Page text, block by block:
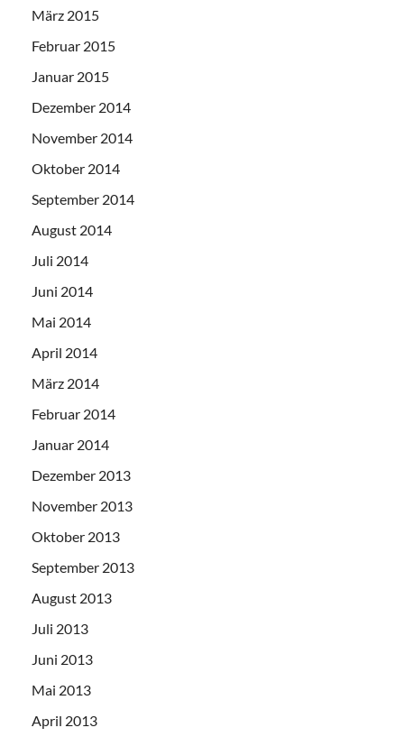
März 2015
Februar 2015
Januar 2015
Dezember 2014
November 2014
Oktober 2014
September 2014
August 2014
Juli 2014
Juni 2014
Mai 2014
April 2014
März 2014
Februar 2014
Januar 2014
Dezember 2013
November 2013
Oktober 2013
September 2013
August 2013
Juli 2013
Juni 2013
Mai 2013
April 2013